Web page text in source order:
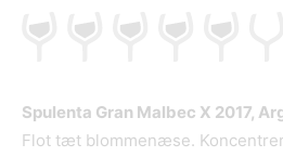
Spulenta Gran Malbec X 2017,
Flot tæt blommenæse.